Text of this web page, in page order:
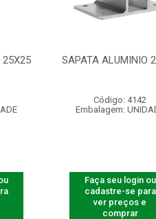
25X25
SAPATA ALUMINIO
Código: 4142
Embalagem:
Faça seu login ou
cadastre-se para
ver preços e
comprar